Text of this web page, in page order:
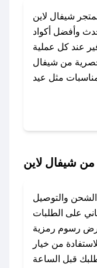
شيفال لاين
وأفضل أكواد
عند كل عملية
من شيفال
مثل عيد
(شهر نوفمبر)،
أو حتى عروض
بسهولة على
لإضافته
بسرعة.
### كيفية استخدام كود خصم شيفال لاين؟
1. انسخ كود الخصم من تطبيق صحصح.
شيفال لاين
والتوصيل
على الطلبات
فرض رسوم رمزية
من خيار